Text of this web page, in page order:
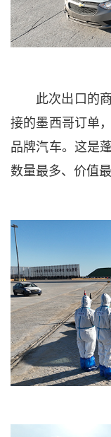
此次出口的
接的墨西哥订单
品牌汽车。这是
数量最多、价值